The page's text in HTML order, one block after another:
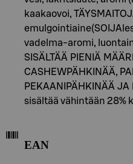
kaakaovoi,
vadelma-aromi,
SISÄLTÄÄ PIENIÄ
CASHEWPÄHKINÄÄ,
PEKAANIPÄHKINÄÄ
sisältää vähintään 28%
EAN